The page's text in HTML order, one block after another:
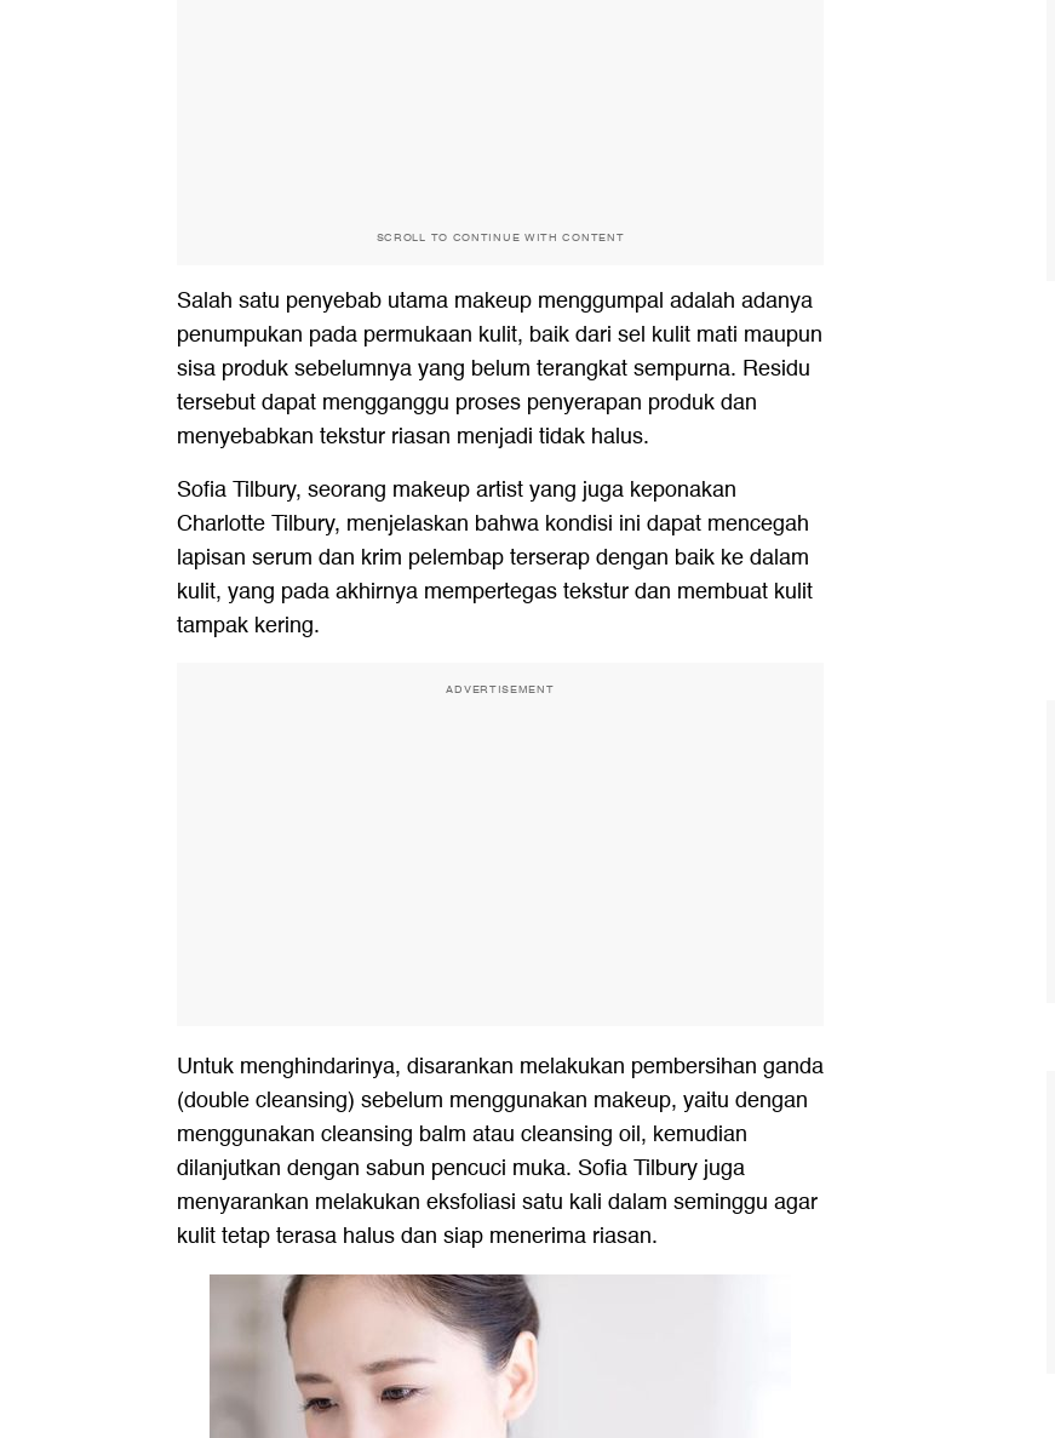
SCROLL TO CONTINUE WITH CONTENT
Salah satu penyebab utama makeup menggumpal adalah adanya
penumpukan pada permukaan kulit, baik dari sel kulit mati maupun
sisa produk sebelumnya yang belum terangkat sempurna. Residu
tersebut dapat mengganggu proses penyerapan produk dan
menyebabkan tekstur riasan menjadi tidak halus.
Sofia Tilbury, seorang makeup artist yang juga keponakan
Charlotte Tilbury, menjelaskan bahwa kondisi ini dapat mencegah
lapisan serum dan krim pelembap terserap dengan baik ke dalam
kulit, yang pada akhirnya mempertegas tekstur dan membuat kulit
tampak kering.
ADVERTISEMENT
Untuk menghindarinya, disarankan melakukan pembersihan ganda
(double cleansing) sebelum menggunakan makeup, yaitu dengan
menggunakan cleansing balm atau cleansing oil, kemudian
dilanjutkan dengan sabun pencuci muka. Sofia Tilbury juga
menyarankan melakukan eksfoliasi satu kali dalam seminggu agar
kulit tetap terasa halus dan siap menerima riasan.